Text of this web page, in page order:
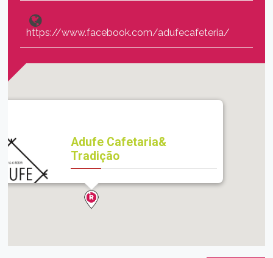
https://www.facebook.com/adufecafeteria/
Adufe Cafetaria&
Tradição